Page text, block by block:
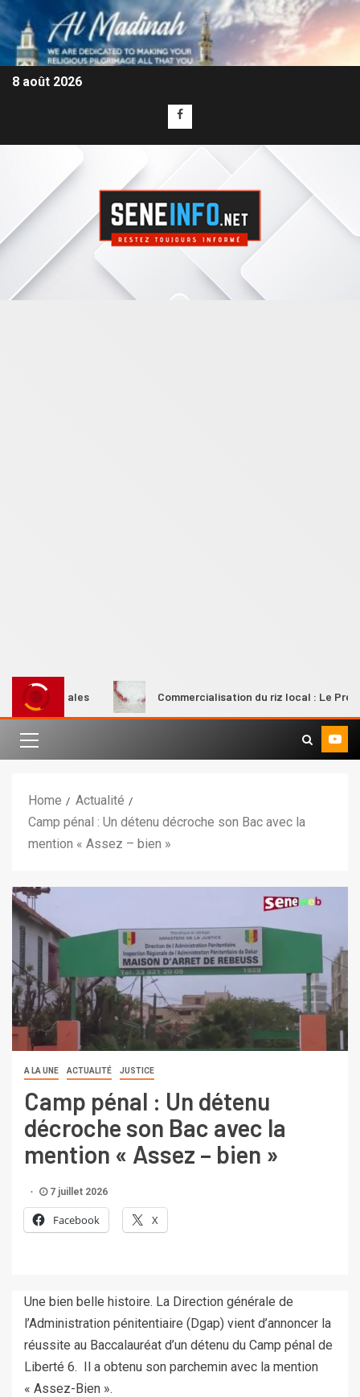
8 août 2026
rurales Commercialisation du riz local : Le Premier
Home
Actualité
Camp pénal : Un détenu décroche son Bac avec la
mention « Assez – bien »
A LA UNE ACTUALITÉ JUSTICE
Camp pénal : Un détenu
décroche son Bac avec la
mention « Assez – bien »
7 juillet 2026
Facebook X
Une bien belle histoire. La Direction générale de
l’Administration pénitentiaire (Dgap) vient d’annoncer la
réussite au Baccalauréat d’un détenu du Camp pénal de
Liberté 6. Il a obtenu son parchemin avec la mention
« Assez-Bien ».